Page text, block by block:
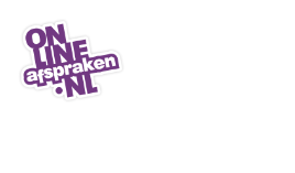
Skip
main